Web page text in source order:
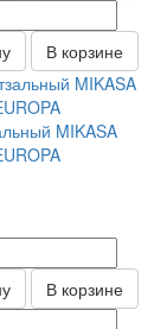
В корзине
MIKASA
В корзине